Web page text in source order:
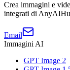
Crea immagini e
integrati di
Email
Immagini AI
GPT Image 2